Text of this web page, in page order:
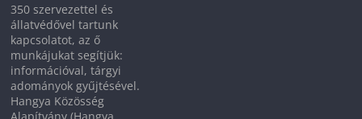
350 szervezettel és
állatvédővel tartunk
kapcsolatot, az ő
munkájukat segítjük:
információval, tárgyi
adományok gyűjtésével.
Hangya Közösség